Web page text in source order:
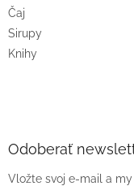
Čaj
Sirupy
Knihy
Odoberať
Vložte svoj e-mail a